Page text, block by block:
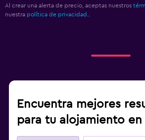
Al crear una alerta de precio, aceptas nuestros
nuestra política de privacidad.
Encuentra mejores
para tu alojamiento en